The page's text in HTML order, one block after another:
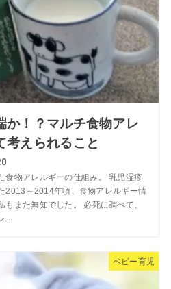
か！？マルチ食物アレ
考えられること
食物アレルギーの仕組み。 乳児湿疹
2013～2014年頃、食物アレルギー情
また無知でした。 必死に調べて、
...
ベビー育児